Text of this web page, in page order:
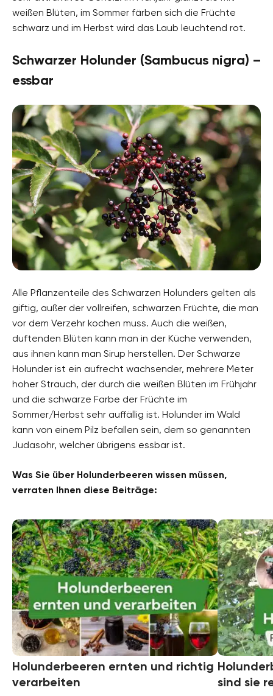
weißen Blüten, im Sommer färben sich die Früchte
schwarz und im Herbst wird das Laub leuchtend rot.
Schwarzer Holunder (Sambucus nigra) –
essbar
Alle Pflanzenteile des Schwarzen Holunders gelten als
giftig, außer der vollreifen, schwarzen Früchte, die man
vor dem Verzehr kochen muss. Auch die weißen,
duftenden Blüten kann man in der Küche verwenden,
aus ihnen kann man Sirup herstellen. Der Schwarze
Holunder ist ein aufrecht wachsender, mehrere Meter
hoher Strauch, der durch die weißen Blüten im Frühjahr
und die schwarze Farbe der Früchte im
Sommer/Herbst sehr auffällig ist. Holunder im Wald
kann von einem Pilz befallen sein, dem so genannten
Judasohr, welcher übrigens essbar ist.
Was Sie über Holunderbeeren wissen müssen,
verraten Ihnen diese Beiträge:
Holunderbeeren ernten und richtig
verarbeiten
sind sie